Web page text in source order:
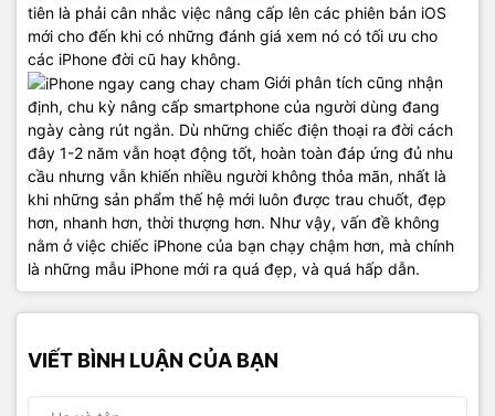
tiên là phải cân nhắc việc nâng cấp lên các phiên bản iOS
mới cho đến khi có những đánh giá xem nó có tối ưu cho
các iPhone đời cũ hay không.
Giới phân tích cũng nhận
định, chu kỳ nâng cấp smartphone của người dùng đang
ngày càng rút ngắn. Dù những chiếc điện thoại ra đời cách
đây 1-2 năm vẫn hoạt động tốt, hoàn toàn đáp ứng đủ nhu
cầu nhưng vẫn khiến nhiều người không thỏa mãn, nhất là
khi những sản phẩm thế hệ mới luôn được trau chuốt, đẹp
hơn, nhanh hơn, thời thượng hơn. Như vậy, vấn đề không
nằm ở việc chiếc iPhone của bạn chạy chậm hơn, mà chính
là những mẫu iPhone mới ra quá đẹp, và quá hấp dẫn.
VIẾT BÌNH LUẬN CỦA BẠN